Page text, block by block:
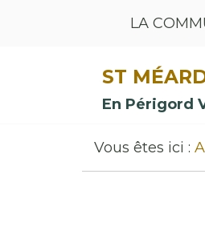
LA
ST
En Périgord
Vous êtes ici :